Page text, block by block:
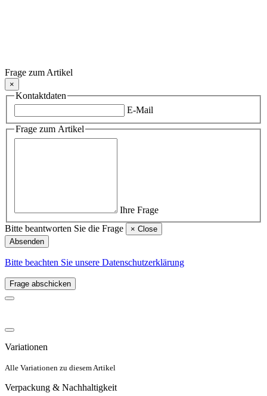
Frage zum Artikel
×
Kontaktdaten
E-Mail
Frage zum Artikel
Ihre Frage
Bitte beantworten Sie die Frage
× Close
Absenden
Bitte beachten Sie unsere Datenschutzerklärung
Frage abschicken
Variationen
Alle Variationen zu diesem Artikel
Verpackung & Nachhaltigkeit